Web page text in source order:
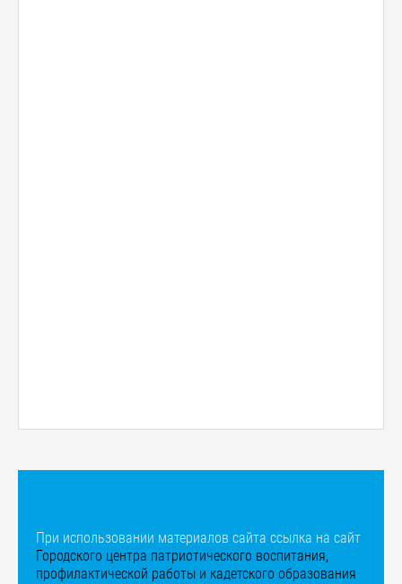
При использовании материалов сайта ссылка на сайт
Городского центра патриотического воспитания,
профилактической работы и кадетского образования